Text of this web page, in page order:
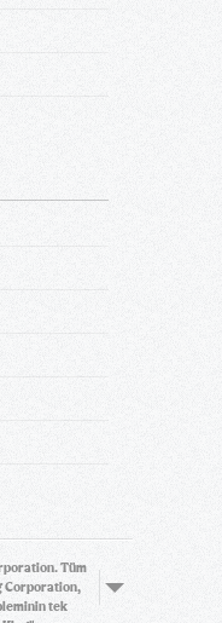
Tüm
Corporation,
tek